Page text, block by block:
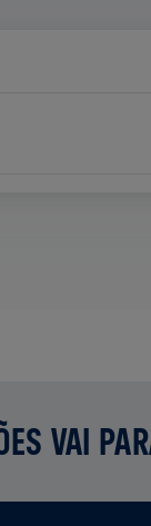
VAI